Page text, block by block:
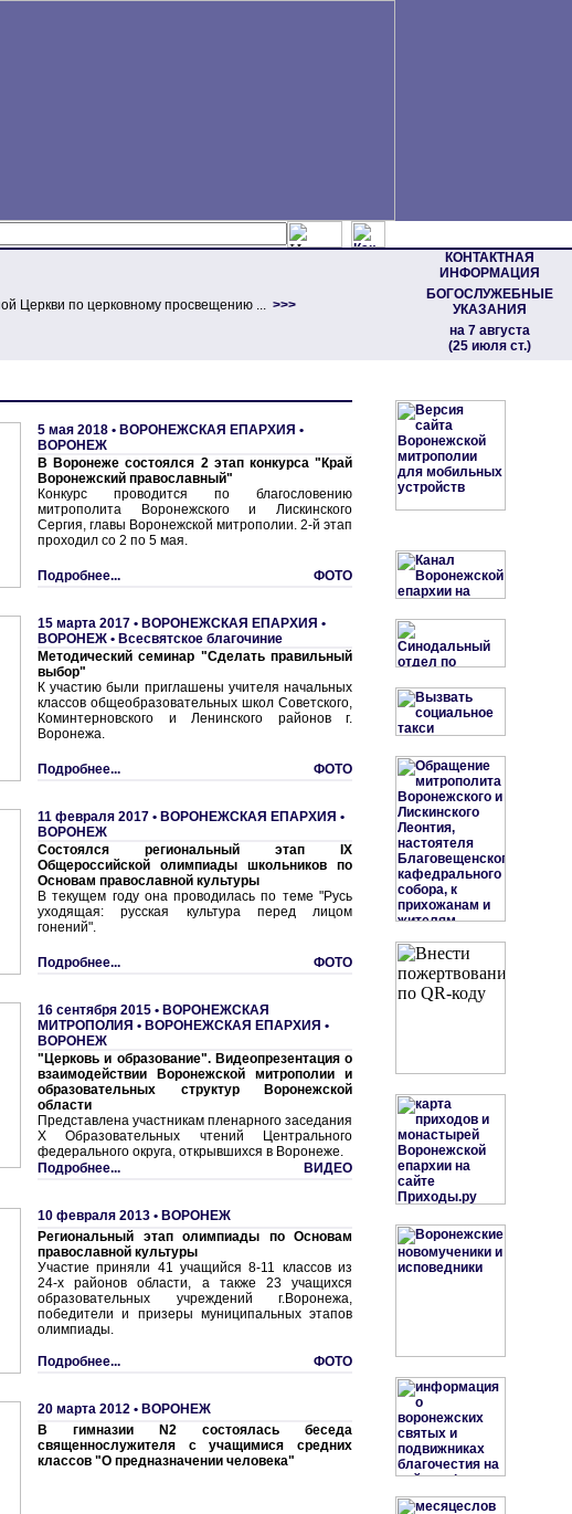
КОНТАКТНАЯ
ИНФОРМАЦИЯ
БОГОСЛУЖЕБНЫЕ
УКАЗАНИЯ
на 7 августа
(25 июля ст.)
Церкви по церковному просвещению ... >>>
5 мая 2018 • ВОРОНЕЖСКАЯ ЕПАРХИЯ •
ВОРОНЕЖ
В Воронеже состоялся 2 этап конкурса "Край
Воронежский православный"
Конкурс проводится по благословению
митрополита Воронежского и Лискинского
Сергия, главы Воронежской митрополии. 2-й этап
проходил со 2 по 5 мая.
Подробнее... ФОТО
15 марта 2017 • ВОРОНЕЖСКАЯ ЕПАРХИЯ •
ВОРОНЕЖ • Всесвятское благочиние
Методический семинар "Сделать правильный
выбор"
К участию были приглашены учителя начальных
классов общеобразовательных школ Советского,
Коминтерновского и Ленинского районов г.
Воронежа.
Подробнее... ФОТО
11 февраля 2017 • ВОРОНЕЖСКАЯ ЕПАРХИЯ •
ВОРОНЕЖ
Состоялся региональный этап IX
Общероссийской олимпиады школьников по
Основам православной культуры
В текущем году она проводилась по теме "Русь
уходящая: русская культура перед лицом
гонений".
Подробнее... ФОТО
16 сентября 2015 • ВОРОНЕЖСКАЯ
МИТРОПОЛИЯ • ВОРОНЕЖСКАЯ ЕПАРХИЯ •
ВОРОНЕЖ
"Церковь и образование". Видеопрезентация о
взаимодействии Воронежской митрополии и
образовательных структур Воронежской
области
Представлена участникам пленарного заседания
Х Образовательных чтений Центрального
федерального округа, открывшихся в Воронеже.
Подробнее...
ВИДЕО
10 февраля 2013 • ВОРОНЕЖ
Региональный этап олимпиады по Основам
православной культуры
Участие приняли 41 учащийся 8-11 классов из
24-х районов области, а также 23 учащихся
образовательных учреждений г.Воронежа,
победители и призеры муниципальных этапов
олимпиады.
Подробнее... ФОТО
20 марта 2012 • ВОРОНЕЖ
В гимназии N2 состоялась беседа
священнослужителя с учащимися средних
классов "О предназначении человека"